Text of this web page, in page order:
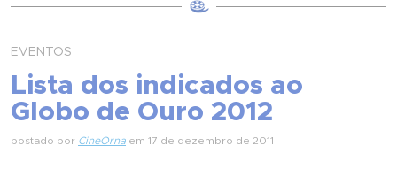
EVENTOS
Lista dos indicados ao
Globo de Ouro 2012
postado por CineOrna em 17 de dezembro de 2011